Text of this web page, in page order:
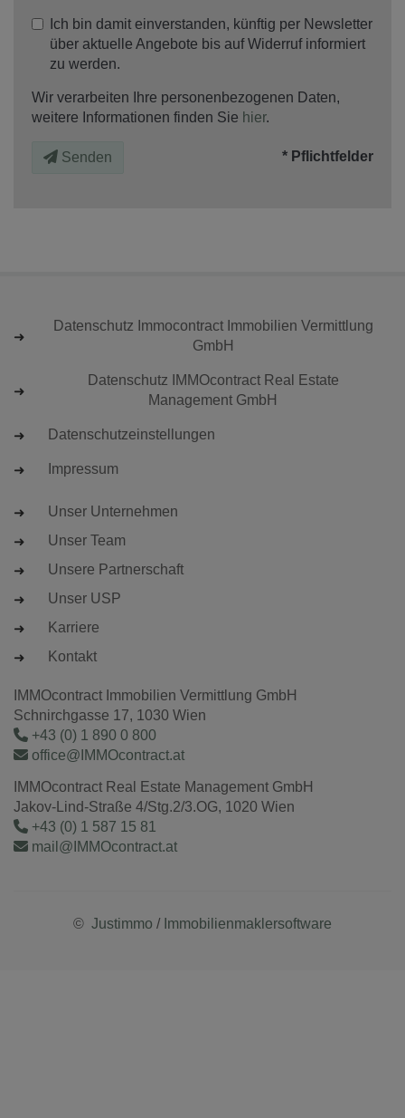
Ich bin damit einverstanden, künftig per Newsletter
über aktuelle Angebote bis auf Widerruf informiert
zu werden.
Wir verarbeiten Ihre personenbezogenen Daten,
weitere Informationen finden Sie hier.
Senden * Pflichtfelder
Datenschutz Immocontract Immobilien Vermittlung
GmbH
Datenschutz IMMOcontract Real Estate
Management GmbH
Datenschutzeinstellungen
Impressum
Unser Unternehmen
Unser Team
Unsere Partnerschaft
Unser USP
Karriere
Kontakt
IMMOcontract Immobilien Vermittlung GmbH
Schnirchgasse 17, 1030 Wien
+43 (0) 1 890 0 800
office@IMMOcontract.at
IMMOcontract Real Estate Management GmbH
Jakov-Lind-Straße 4/Stg.2/3.OG, 1020 Wien
+43 (0) 1 587 15 81
mail@IMMOcontract.at
© Justimmo / Immobilienmaklersoftware